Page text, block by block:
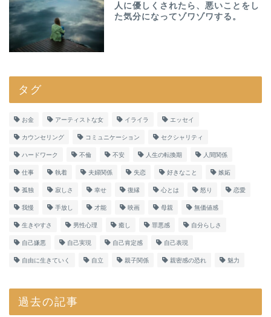
人に優しくされたら、悪いことをし
た気分になってゾワゾワする。
タグ
お金 アーティストな女 イライラ エッセイ
カウンセリング コミュニケーション セクシャリティ
ハードワーク 不倫 不安 人生の転換期 人間関係
仕事 執着 夫婦関係 失恋 好きなこと 嫉妬
孤独 寂しさ 幸せ 復縁 心とは 怒り 恋愛
我慢 手放し 才能 映画 母親 無価値感
生きやすさ 男性心理 癒し 罪悪感 自分らしさ
自己嫌悪 自己実現 自己肯定感 自己表現
自由に生きていく 自立 親子関係 親密感の恐れ 魅力
過去の記事